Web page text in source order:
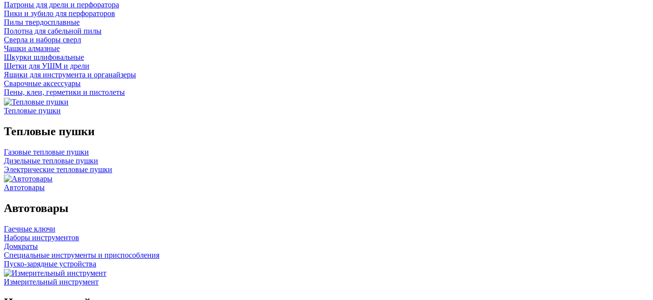
Патроны для дрели и перфоратора
Пики и зубило для перфораторов
Пилы твердосплавные
Полотна для сабельной пилы
Сверла и наборы сверл
Чашки алмазные
Шкурки шлифовальные
Щетки для УШМ и дрели
Ящики для инструмента и органайзеры
Сварочные аксессуары
Пены, клеи, герметики и пистолеты
Тепловые пушки
Тепловые пушки
Газовые тепловые пушки
Дизельные тепловые пушки
Электрические тепловые пушки
Автотовары
Автотовары
Гаечные ключи
Наборы инструментов
Домкраты
Специальные инструменты и приспособления
Пуско-зарядные устройства
Измерительный инструмент